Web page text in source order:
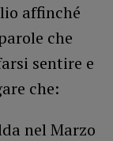
affinché
che
sentire e
che:
nel Marzo